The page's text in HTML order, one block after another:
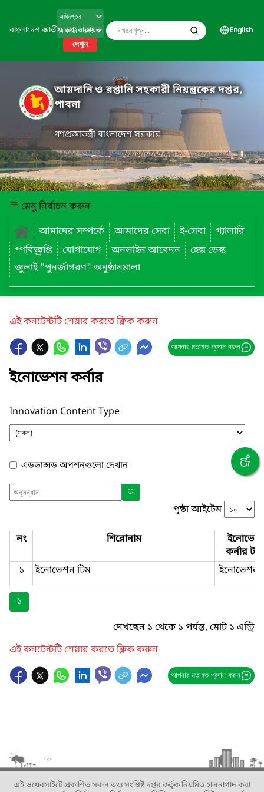
বাংলাদেশ জাতীয় তথ্য বাতায়ন
দেখুন
English
আমদানি ও রপ্তানি সহকারী নিয়ন্ত্রকের দপ্তর,
পাবনা
গণপ্রজাতন্ত্রী বাংলাদেশ সরকার
মেনু নির্বাচন করুন
আমাদের সম্পর্কে
আমাদের সেবা ই-সেবা
গ্যালারি
গ্ণবিজ্ঞ্রপ্তি
যোগাযোগ অনলাইন আবেদন
হেল্প ডেস্ক
জুলাই "পুনর্জাগরণ" অনুষ্ঠানমালা
এই কনটেন্টটি শেয়ার করতে ক্লিক করুন
আপনার মতামত প্রদান করুন
ইনোভেশন কর্নার
Innovation Content Type
এডভান্সড অপশনগুলো দেখান
পৃষ্ঠা আইটেম
নং শিরোনাম
কর্নার
১
ইনোভেশন টিম ইনোভেশন
১
দেখছেন ১ থেকে ১ পর্যন্ত, মোট ১ এন্ট্রি
এই কনটেন্টটি শেয়ার করতে ক্লিক করুন
আপনার মতামত প্রদান করুন
এই ওয়েবসাইটে প্রকাশিত সকল তথ্য সংশ্লিষ্ট দপ্তর কর্তৃক নিয়মিত হালনাগাদ করা